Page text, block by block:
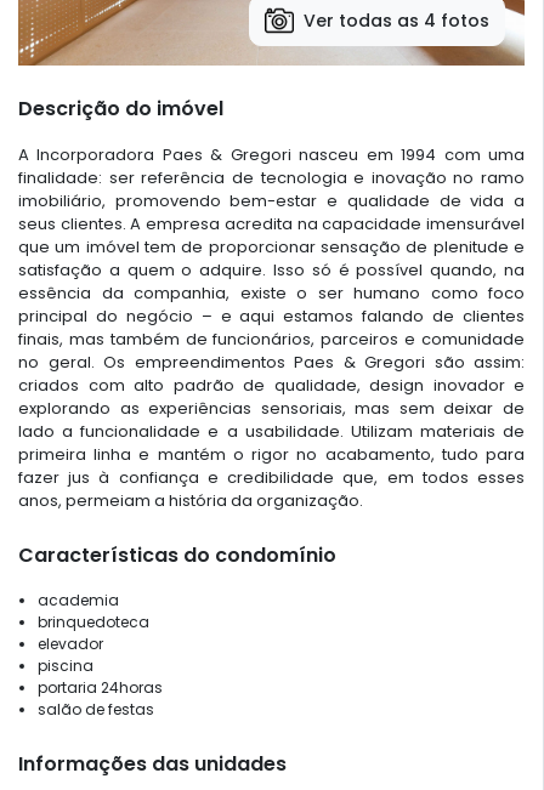
Ver todas as 4 fotos
Descrição do imóvel
A Incorporadora Paes & Gregori nasceu em 1994 com uma
finalidade: ser referência de tecnologia e inovação no ramo
imobiliário, promovendo bem-estar e qualidade de vida a
seus clientes. A empresa acredita na capacidade imensurável
que um imóvel tem de proporcionar sensação de plenitude e
satisfação a quem o adquire. Isso só é possível quando, na
essência da companhia, existe o ser humano como foco
principal do negócio – e aqui estamos falando de clientes
finais, mas também de funcionários, parceiros e comunidade
no geral. Os empreendimentos Paes & Gregori são assim:
criados com alto padrão de qualidade, design inovador e
explorando as experiências sensoriais, mas sem deixar de
lado a funcionalidade e a usabilidade. Utilizam materiais de
primeira linha e mantém o rigor no acabamento, tudo para
fazer jus à confiança e credibilidade que, em todos esses
anos, permeiam a história da organização.
Características do condomínio
academia
brinquedoteca
elevador
piscina
portaria 24horas
salão de festas
Informações das unidades